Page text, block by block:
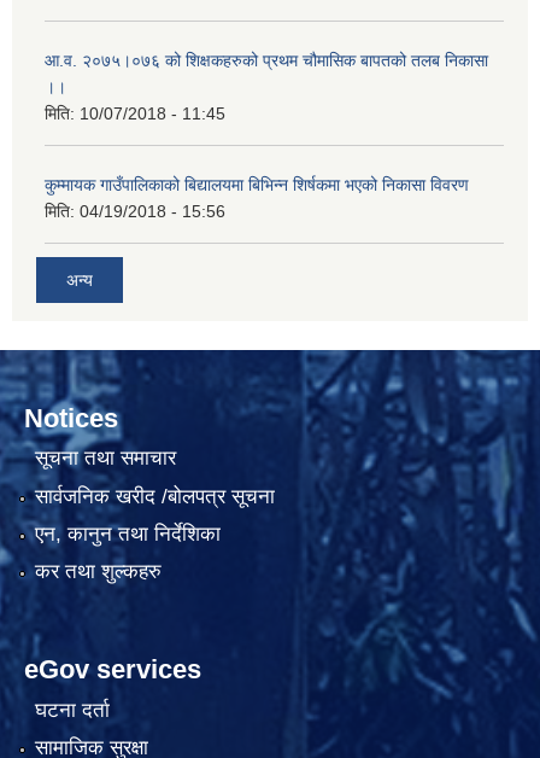
आ.व. २०७५।०७६ को शिक्षकहरुको प्रथम चौमासिक बापतको तलब निकासा
।।
मिति: 10/07/2018 - 11:45
कुम्मायक गाउँपालिकाको बिद्यालयमा बिभिन्न शिर्षकमा भएको निकासा विवरण
मिति: 04/19/2018 - 15:56
अन्य
Notices
सूचना तथा समाचार
सार्वजनिक खरीद /बोलपत्र सूचना
एन, कानुन तथा निर्देशिका
कर तथा शुल्कहरु
eGov services
घटना दर्ता
सामाजिक सुरक्षा